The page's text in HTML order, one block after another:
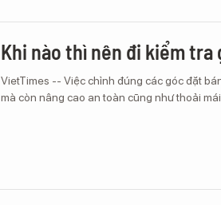
Khi nào thì nên đi kiểm tra
VietTimes -- Việc chỉnh đúng các góc đặt
mà còn nâng cao an toàn cũng như thoải